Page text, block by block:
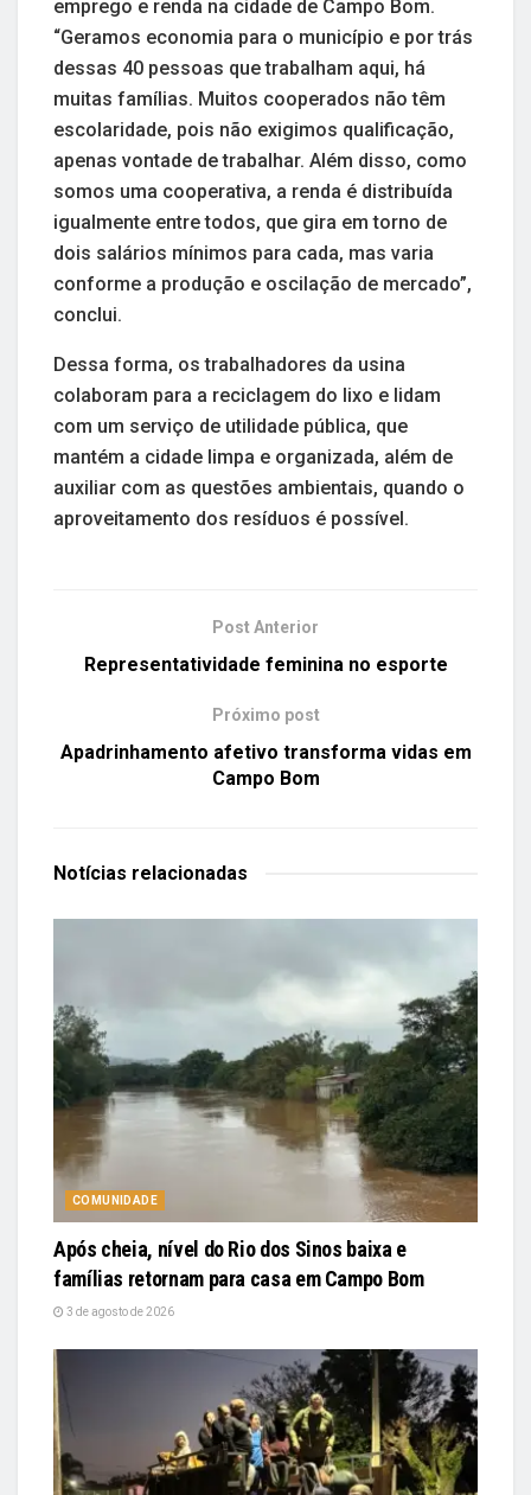
emprego e renda na cidade de Campo Bom.
“Geramos economia para o município e por trás
dessas 40 pessoas que trabalham aqui, há
muitas famílias. Muitos cooperados não têm
escolaridade, pois não exigimos qualificação,
apenas vontade de trabalhar. Além disso, como
somos uma cooperativa, a renda é distribuída
igualmente entre todos, que gira em torno de
dois salários mínimos para cada, mas varia
conforme a produção e oscilação de mercado”,
conclui.
Dessa forma, os trabalhadores da usina
colaboram para a reciclagem do lixo e lidam
com um serviço de utilidade pública, que
mantém a cidade limpa e organizada, além de
auxiliar com as questões ambientais, quando o
aproveitamento dos resíduos é possível.
Post Anterior
Representatividade feminina no esporte
Próximo post
Apadrinhamento afetivo transforma vidas em
Campo Bom
Notícias relacionadas
COMUNIDADE
Após cheia, nível do Rio dos Sinos baixa e
famílias retornam para casa em Campo Bom
3 de agosto de 2026